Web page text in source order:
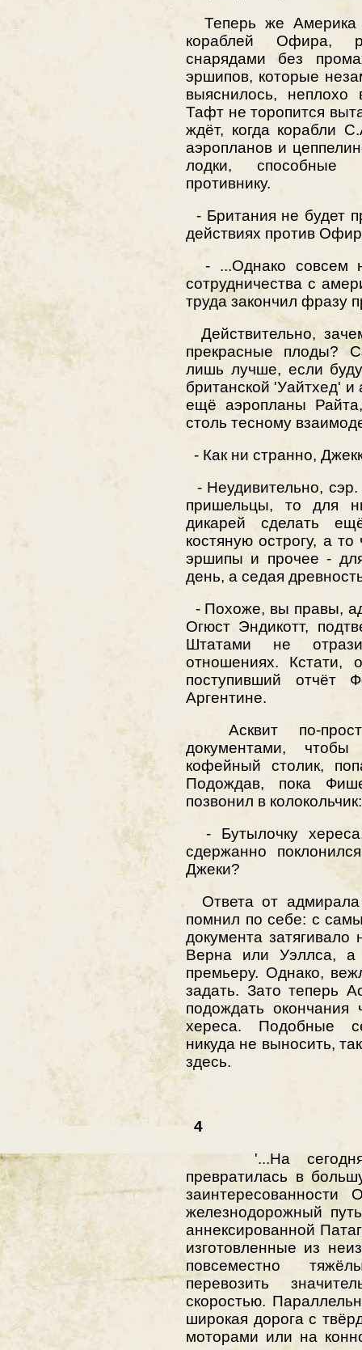
Теперь же Америка
кораблей Офира,
снарядами без
эршипов, которые
выяснилось,
Тафт не торопится
ждёт, когда корабли
аэропланов и
лодки, способные
противнику.
- Британия не будет
действиях против
- ...Однако совсем
сотрудничества с
труда закончил фразу
Действительно,
прекрасные плоды?
лишь лучше, если
британской 'Уайтхед'
ещё аэропланы
столь тесному
- Как ни странно,
- Неудивительно,
пришельцы, то для
дикарей сделать
костяную острогу, а
эршипы и прочее -
день, а седая
- Похоже, вы правы,
Огюст Эндикотт,
Штатами не
отношениях. Кстати,
поступивший
Аргентине.
Асквит по-
документами,
кофейный столик,
Подождав, пока
позвонил в колокольчик:
- Бутылочку
сдержанно
Джеки?
Ответа от адмирала
помнил по себе: с
документа
Верна или Уэллса, а
премьеру. Однако,
задать. Зато теперь
подождать
хереса. Подобные
никуда не выносить,
здесь.
4
'...На
превратилась в
заинтересованности
железнодорожный
аннексированной
изготовленные из
повсеместно
перевозить
скоростью.
широкая дорога с
моторами или на